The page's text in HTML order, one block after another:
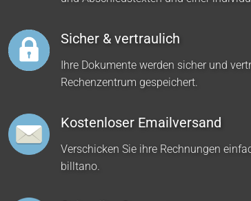
Sicher & vertraulich
Ihre Dokumente werden sicher und
Rechenzentrum gespeichert.
Kostenloser Emailversand
Verschicken Sie ihre Rechnungen
billtano.